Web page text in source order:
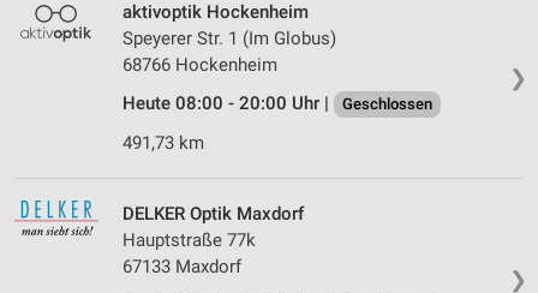
❯
aktivoptik Hockenheim
Speyerer Str. 1 (Im Globus)
68766 Hockenheim
Heute 08:00 - 20:00 Uhr |
Geschlossen
491,73 km
❯
DELKER Optik Maxdorf
Hauptstraße 77k
67133 Maxdorf